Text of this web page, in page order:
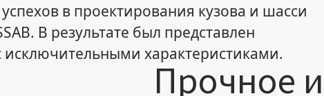
в проектирования кузова и шасси
В результате был представлен
характеристиками.
Прочное